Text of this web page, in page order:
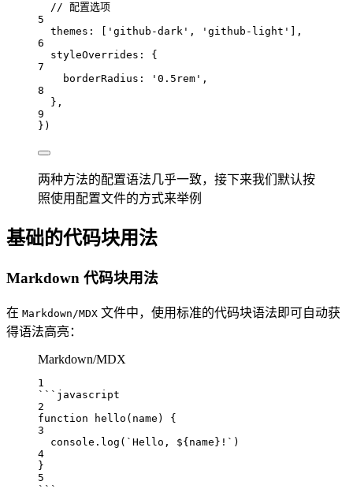
// 配置选项
5
themes : 'github-dark' , 'github-light'
],
6
styleOverrides :
{
7
borderRadius : '0.5rem' ,
8
},
9
})
两种方法的配置语法几乎一致，接下来我们默认按
照使用配置文件的方式来举例
基础的代码块用法
Markdown 代码块用法
在 Markdown/MDX 文件中，使用标准的代码块语法即可自动获
得语法高亮：
Markdown/MDX
1
```javascript
2
function
hello ( name ) {
3
console . log ( `Hello, ${name} !` )
4
}
5
```